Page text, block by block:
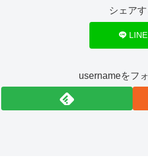
シェアす
LINE
usernameをフ